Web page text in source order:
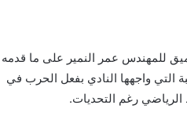
للمهندس عمر النمير على ما قدمه
واجهها النادي بفعل الحرب في
الرياضي رغم التحديات.